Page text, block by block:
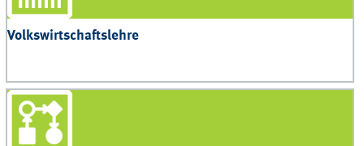
Volkswirtschaftslehre